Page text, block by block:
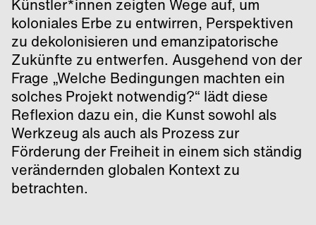
Künstler*innen zeigten Wege auf, um
koloniales Erbe zu entwirren, Perspektiven
zu dekolonisieren und emanzipatorische
Zukünfte zu entwerfen. Ausgehend von der
Frage „Welche Bedingungen machten ein
solches Projekt notwendig?“ lädt diese
Reflexion dazu ein, die Kunst sowohl als
Werkzeug als auch als Prozess zur
Förderung der Freiheit in einem sich ständig
verändernden globalen Kontext zu
betrachten.